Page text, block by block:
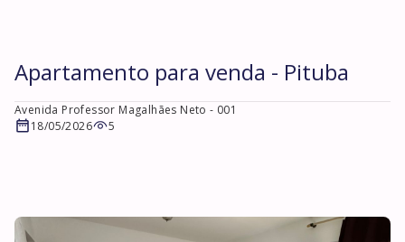
Apartamento para venda - Pituba
Avenida Professor Magalhães Neto - 001
18/05/2026
5